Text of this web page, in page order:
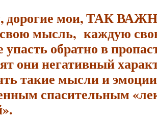
дорогие мои, ТАК
мысль, каждую
обратно в
они негативный
такие мысли и
спасительным